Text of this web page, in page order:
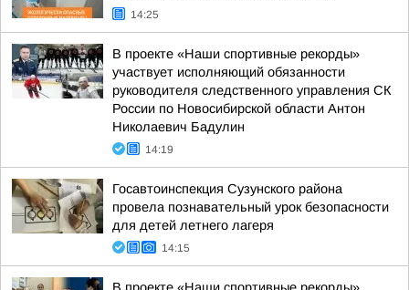
14:25
В проекте «Наши спортивные рекорды»
участвует исполняющий обязанности
руководителя следственного управления СК
России по Новосибирской области Антон
Николаевич Бадулин
14:19
Госавтоинспекция Сузунского района
провела познавательный урок безопасности
для детей летнего лагеря
14:15